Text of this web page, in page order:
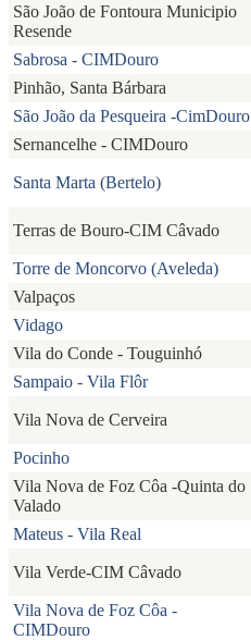
São João de Fontoura Municipio
Resende
Sabrosa - CIMDouro
Pinhão, Santa Bárbara
São João da Pesqueira -CimDouro
Sernancelhe - CIMDouro
Santa Marta (Bertelo)
Terras de Bouro-CIM Câvado
Torre de Moncorvo (Aveleda)
Valpaços
Vidago
Vila do Conde - Touguinhó
Sampaio - Vila Flôr
Vila Nova de Cerveira
Pocinho
Vila Nova de Foz Côa -Quinta do
Valado
Mateus - Vila Real
Vila Verde-CIM Câvado
Vila Nova de Foz Côa -
CIMDouro